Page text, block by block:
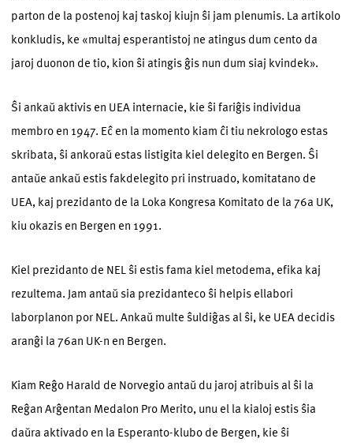
parton de la postenoj kaj taskoj kiujn ŝi jam plenumis. La artikolo
konkludis, ke «multaj esperantistoj ne atingus dum cento da
jaroj duonon de tio, kion ŝi atingis ĝis nun dum siaj kvindek».
Ŝi ankaŭ aktivis en UEA internacie, kie ŝi fariĝis individua
membro en 1947. Eĉ en la momento kiam ĉi tiu nekrologo estas
skribata, ŝi ankoraŭ estas listigita kiel delegito en Bergen. Ŝi
antaŭe ankaŭ estis fakdelegito pri instruado, komitatano de
UEA, kaj prezidanto de la Loka Kongresa Komitato de la 76a UK,
kiu okazis en Bergen en 1991.
Kiel prezidanto de NEL ŝi estis fama kiel metodema, efika kaj
rezultema. Jam antaŭ sia prezidanteco ŝi helpis ellabori
laborplanon por NEL. Ankaŭ multe ŝuldiĝas al ŝi, ke UEA decidis
aranĝi la 76an UK-n en Bergen.
Kiam Reĝo Harald de Norvegio antaŭ du jaroj atribuis al ŝi la
Reĝan Arĝentan Medalon Pro Merito, unu el la kialoj estis ŝia
daŭra aktivado en la Esperanto-klubo de Bergen, kie ŝi